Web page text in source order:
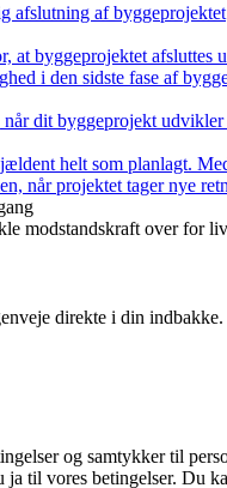
afslutning af byggeprojektet
at byggeprojektet
i den sidste fase af
dit byggeprojekt udvikler
helt som planlagt.
når projektet tager nye
modstandskraft over for
direkte i din indbakke.
og samtykker til
til vores betingelser. Du